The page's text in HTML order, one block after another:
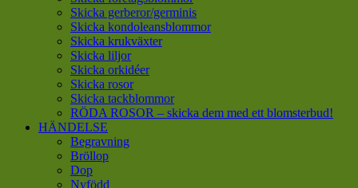
Skicka gerberor/germinis
Skicka kondoleansblommor
Skicka krukväxter
Skicka liljor
Skicka orkidéer
Skicka rosor
Skicka tackblommor
RÖDA ROSOR – skicka dem med ett blomsterbud!
HÄNDELSE
Begravning
Bröllop
Dop
Nyfödd